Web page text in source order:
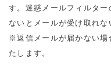
す。迷惑メールフィルタ
ないとメールが受け取れな
※返信メールが届かない場
たします。